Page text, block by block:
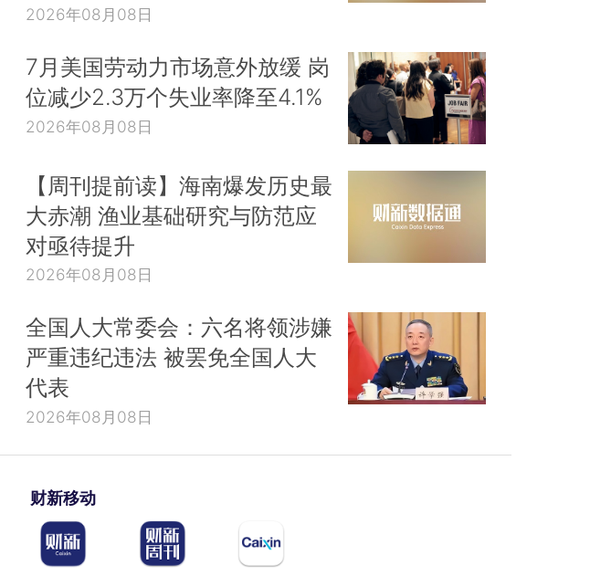
2026年08月08日
7月美国劳动力市场意外放缓 岗
位减少2.3万个失业率降至4.1%
2026年08月08日
【周刊提前读】海南爆发历史最
大赤潮 渔业基础研究与防范应
对亟待提升
2026年08月08日
全国人大常委会：六名将领涉嫌
严重违纪违法 被罢免全国人大
代表
2026年08月08日
财新移动